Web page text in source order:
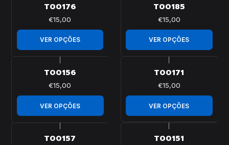
T00176
€15,00
VER OPÇÕES
T00185
€15,00
VER OPÇÕES
T00156
€15,00
VER OPÇÕES
T00171
€15,00
VER OPÇÕES
T00157 T00151